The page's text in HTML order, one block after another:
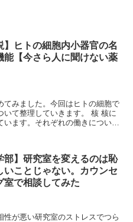
】ヒトの細胞内小器官の名
能【今さら人に聞けない薬
てみました。今回はヒトの細胞で
いて整理していきます。 核 核に
います。それぞれの働きについ
部】研究室を変えるのは恥
いことじゃない。カウンセ
室で相談してみた
性が悪い研究室のストレスでつら